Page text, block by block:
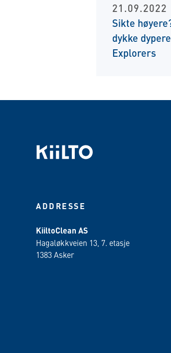
21.09.2022
Sikte
dykke
Explorers
ADDRESSE
KiiltoClean AS
Hagaløkkveien 13, 7. etasje
1383 Asker